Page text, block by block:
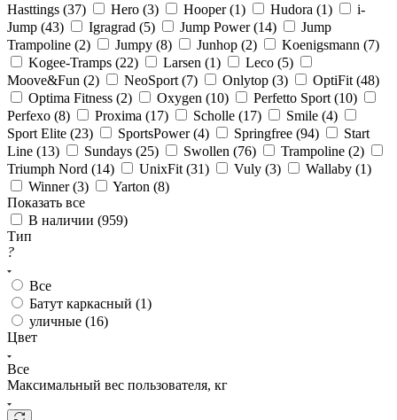
Hasttings (37) Hero (3) Hooper (1) Hudora (1)
i-
Jump (43) Igragrad (5) Jump Power (14)
Jump
Trampoline (2) Jumpy (8) Junhop (2) Koenigsmann (7)
Kogee-Tramps (22) Larsen (1) Leco (5)
Moove&Fun (2) NeoSport (7) Onlytop (3) OptiFit (48)
Optima Fitness (2) Oxygen (10) Perfetto Sport (10)
Perfexo (8) Proxima (17) Scholle (17) Smile (4)
Sport Elite (23) SportsPower (4) Springfree (94)
Start
Line (13) Sundays (25) Swollen (76) Trampoline (2)
Triumph Nord (14) UnixFit (31) Vuly (3) Wallaby (1)
Winner (3) Yarton (8)
Показать все
В наличии (959)
Тип
?
Все
Батут каркасный (1)
уличные (16)
Цвет
Все
Максимальный вес пользователя, кг